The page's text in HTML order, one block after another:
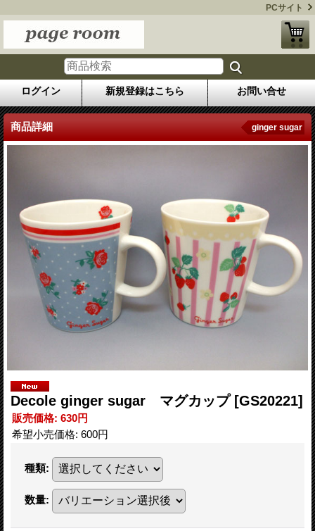
PCサイト
ログイン 新規登録はこちら お問い合せ
商品詳細 ginger sugar
Decole ginger sugar マグカップ [GS20221]
販売価格: 630円
希望小売価格: 600円
種類:
数量: